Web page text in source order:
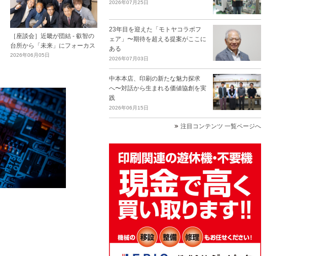
［座談会］近畿が団結 - 叡智の
台所から「未来」にフォーカス
2026年06月05日
2026年07月25日
23年目を迎えた「モトヤコラボフ
ェア」〜期待を超える提案がここに
ある
2026年07月03日
中本本店、印刷の新たな魅力探求
へ〜対話から生まれる価値協創を実
践
2026年06月15日
注目コンテンツ 一覧ページへ